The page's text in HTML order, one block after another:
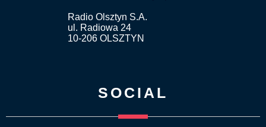
Radio Olsztyn S.A.
ul. Radiowa 24
10-206 OLSZTYN
SOCIAL